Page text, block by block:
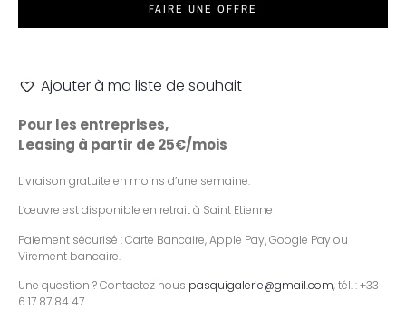
FAIRE UNE OFFRE
Ajouter à ma liste de souhait
Pour les entreprises,
Leasing à partir de 25€/mois
Livraison gratuite en moins d’une semaine.
L’œuvre est disponible en retrait à Saint Etienne
Paiement sécurisé : Carte Bancaire, Apple Pay, Google Pay ou
Virement bancaire.
Une question ? Contactez nous pasquigalerie@gmail.com, tél. : +33
6 17 87 84 47